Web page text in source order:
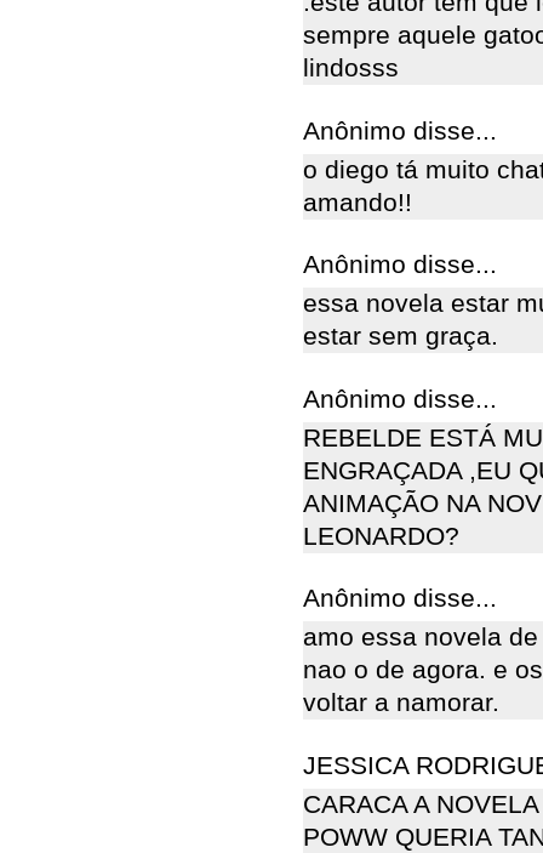
sempre aquele
lindosss
Anônimo disse...
o diego tá muito
amando!!
Anônimo disse...
essa novela estar
estar sem graça.
Anônimo disse...
REBELDE ESTÁ
ENGRAÇADA ,EU
ANIMAÇÃO NA
LEONARDO?
Anônimo disse...
amo essa novela
nao o de agora. e
voltar a namorar.
JESSICA
CARACA A
POWW QUERIA